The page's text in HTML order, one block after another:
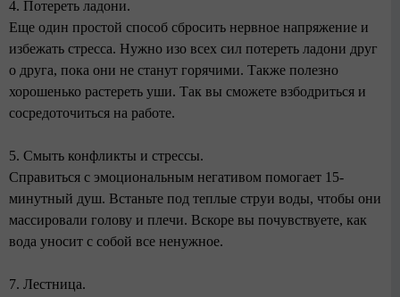
4. Потереть ладони.
Еще один простой способ сбросить нервное напряжение и
избежать стресса. Нужно изо всех сил потереть ладони друг
о друга, пока они не станут горячими. Также полезно
хорошенько растереть уши. Так вы сможете взбодриться и
сосредоточиться на работе.
5. Смыть конфликты и стрессы.
Справиться с эмоциональным негативом помогает 15-
минутный душ. Встаньте под теплые струи воды, чтобы они
массировали голову и плечи. Вскоре вы почувствуете, как
вода уносит с собой все ненужное.
7. Лестница.